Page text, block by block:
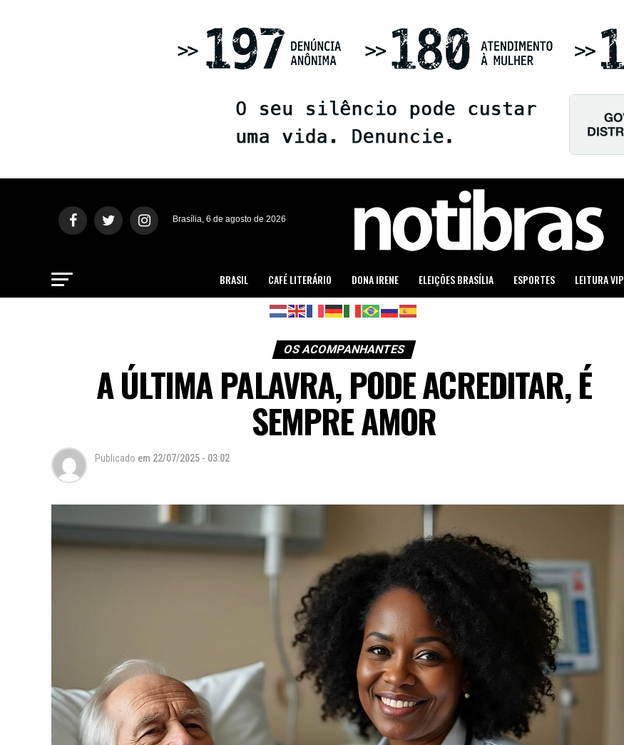
Brasília, 6 de agosto de 2026
BRASIL CAFÉ LITERÁRIO DONA IRENE ELEIÇÕES BRASÍLIA ESPORTES LEITURA VIP
OS ACOMPANHANTES
A ÚLTIMA PALAVRA, PODE ACREDITAR, É
SEMPRE AMOR
Publicado em 22/07/2025 - 03:02